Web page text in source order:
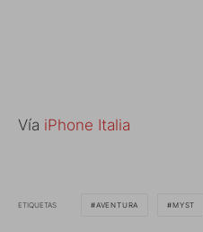
Vía iPhone Italia
ETIQUETAS AVENTURA MYST